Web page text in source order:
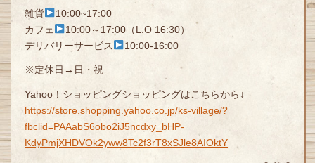
雑貨
10:00~17:00
カフェ
10:00～17:00（L.O 16:30）
デリバリーサービス
10:00-16:00
※定休日→日・祝
Yahoo！ショッピングショッピングはこちらから↓
https://store.shopping.yahoo.co.jp/ks-village/?
fbclid=PAAabS6obo2iJ5ncdxy_bHP-
KdyPmjXHDVOk2yww8Tc2f3rT8xSJle8AIOktY